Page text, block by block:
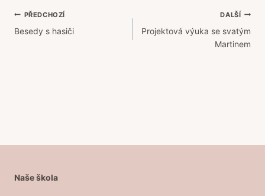
Navigace
pro
PŘEDCHOZÍ
Besedy s hasiči
DALŠÍ
Projektová výuka se svatým
Martinem
Naše škola